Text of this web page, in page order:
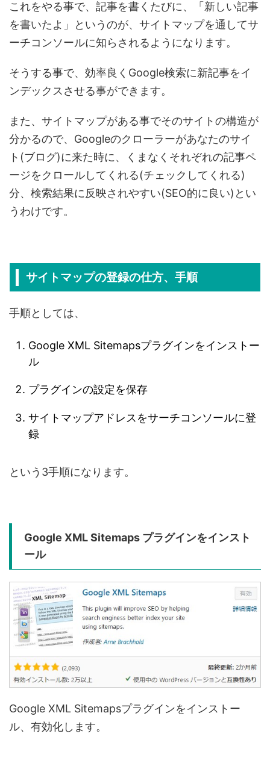
これをやる事で、記事を書くたびに、「新しい記事
を書いたよ」というのが、サイトマップを通してサ
ーチコンソールに知らされるようになります。
そうする事で、効率良くGoogle検索に新記事をイ
ンデックスさせる事ができます。
また、サイトマップがある事でそのサイトの構造が
分かるので、Googleのクローラーがあなたのサイ
ト(ブログ)に来た時に、くまなくそれぞれの記事ペ
ージをクロールしてくれる(チェックしてくれる)
分、検索結果に反映されやすい(SEO的に良い)とい
うわけです。
サイトマップの登録の仕方、手順
手順としては、
Google XML Sitemapsプラグインをインストー
ル
プラグインの設定を保存
サイトマップアドレスをサーチコンソールに登
録
という3手順になります。
Google XML Sitemaps プラグインをインスト
ール
Google XML Sitemapsプラグインをインストー
ル、有効化します。